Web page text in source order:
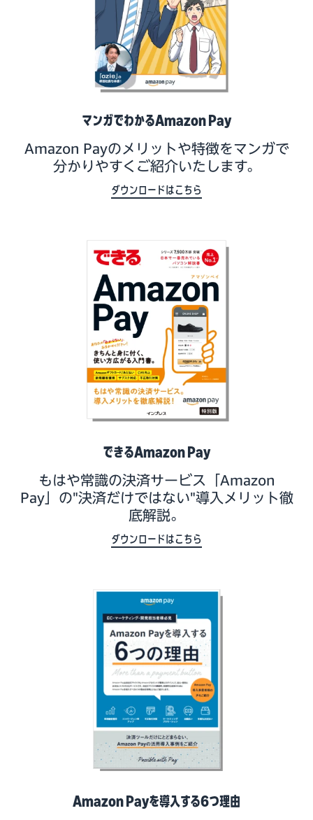
マンガでわかるAmazon Pay
Amazon Payのメリットや特徴をマンガで
分かりやすくご紹介いたします。
ダウンロードはこちら
できるAmazon Pay
もはや常識の決済サービス「Amazon
Pay」の"決済だけではない"導入メリット徹
底解説。
ダウンロードはこちら
Amazon Payを導入する6つ理由